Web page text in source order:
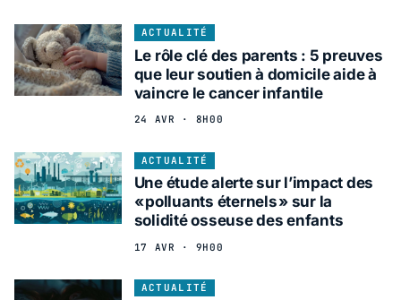
ACTUALITÉ
Le rôle clé des parents : 5 preuves
que leur soutien à domicile aide à
vaincre le cancer infantile
24 AVR · 8H00
ACTUALITÉ
Une étude alerte sur l’impact des
« polluants éternels » sur la
solidité osseuse des enfants
17 AVR · 9H00
ACTUALITÉ